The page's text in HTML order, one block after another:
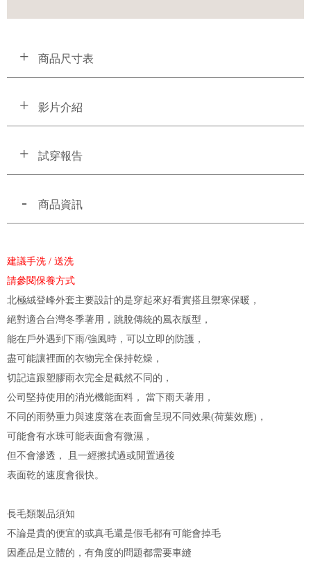
商品尺寸表
影片介紹
試穿報告
商品資訊
建議手洗 / 送洗
請參閱保養方式
北極絨登峰外套主要設計的是穿起來好看實搭且禦寒保暖，
絕對適合台灣冬季著用，跳脫傳統的風衣版型，
能在戶外遇到下雨/強風時，可以立即的防護，
盡可能讓裡面的衣物完全保持乾燥，
切記這跟塑膠雨衣完全是截然不同的，
公司堅持使用的消光機能面料， 當下雨天著用，
不同的雨勢重力與速度落在表面會呈現不同效果(荷葉效應)，
可能會有水珠可能表面會有微濕，
但不會滲透， 且一經擦拭過或閒置過後
表面乾的速度會很快。
長毛類製品須知
不論是貴的便宜的或真毛還是假毛都有可能會掉毛
因產品是立體的，有角度的問題都需要車縫